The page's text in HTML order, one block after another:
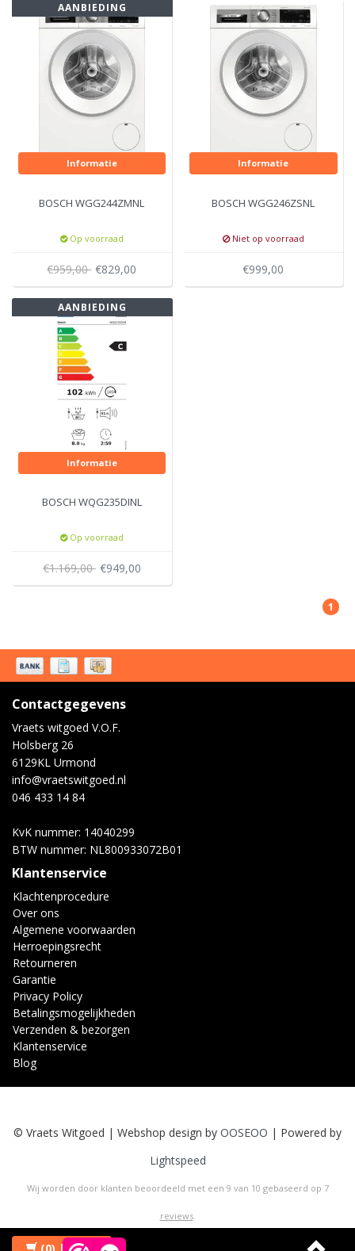
AANBIEDING
Informatie
BOSCH WGG244ZMNL
Op voorraad
€959,00 €829,00
Informatie
BOSCH WGG246ZSNL
Niet op voorraad
€999,00
AANBIEDING
Informatie
BOSCH WQG235DINL
Op voorraad
€1.169,00 €949,00
1
Contactgegevens
Vraets witgoed V.O.F.
Holsberg 26
6129KL Urmond
info@vraetswitgoed.nl
046 433 14 84
KvK nummer: 14040299
BTW nummer: NL800933072B01
Klantenservice
Klachtenprocedure
Over ons
Algemene voorwaarden
Herroepingsrecht
Retourneren
Garantie
Privacy Policy
Betalingsmogelijkheden
Verzenden & bezorgen
Klantenservice
Blog
© Vraets Witgoed | Webshop design by OOSEOO | Powered by
Lightspeed
Wij worden door klanten beoordeeld met een 9 van 10 gebaseerd op 7
reviews.